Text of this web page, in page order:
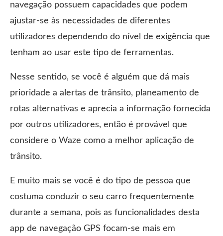
navegação possuem capacidades que podem
ajustar-se às necessidades de diferentes
utilizadores dependendo do nível de exigência que
tenham ao usar este tipo de ferramentas.
Nesse sentido, se você é alguém que dá mais
prioridade a alertas de trânsito, planeamento de
rotas alternativas e aprecia a informação fornecida
por outros utilizadores, então é provável que
considere o Waze como a melhor aplicação de
trânsito.
E muito mais se você é do tipo de pessoa que
costuma conduzir o seu carro frequentemente
durante a semana, pois as funcionalidades desta
app de navegação GPS focam-se mais em